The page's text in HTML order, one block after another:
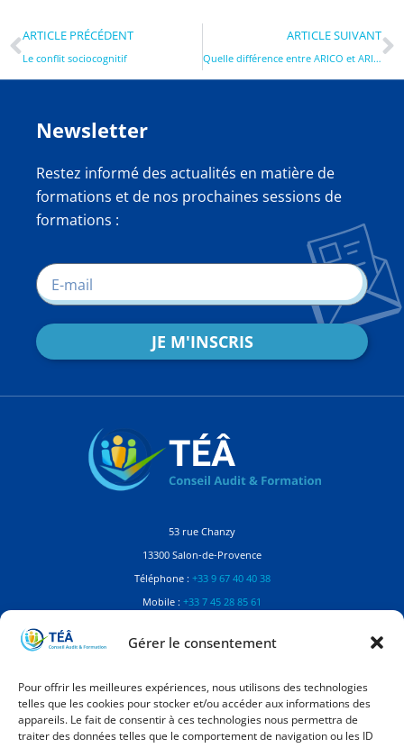
Gérer le consentement
Pour offrir les meilleures expériences, nous utilisons des technologies
telles que les cookies pour stocker et/ou accéder aux informations des
appareils. Le fait de consentir à ces technologies nous permettra de
traiter des données telles que le comportement de navigation ou les ID
ARTICLE PRÉCÉDENT
Le conflit sociocognitif
ARTICLE SUIVANT
Quelle différence entre ARICO et ARICF ?
Newsletter
Restez informé des actualités en matière de
formations et de nos prochaines sessions de
formations :
JE M'INSCRIS
53 rue Chanzy
13300 Salon-de-Provence
Téléphone : +33 9 67 40 40 38
Mobile : +33 7 45 28 85 61
Référente Handicap
Manon Balaguer
Dirigeante à TÉÂ Conseil Audit Formation